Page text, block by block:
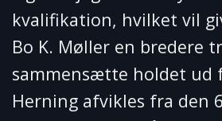
kvalifikation, hvilket vil
Bo K. Møller en bredere
sammensætte holdet ud
Herning afvikles fra den